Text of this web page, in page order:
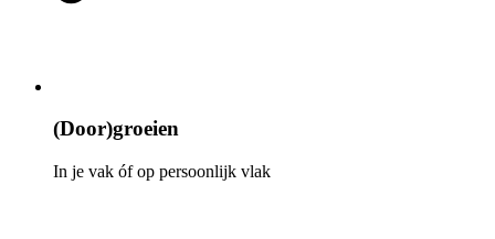
(Door)groeien
In je vak óf op persoonlijk vlak